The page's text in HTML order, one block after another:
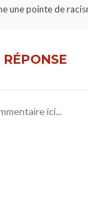
une pointe de
RÉPONSE